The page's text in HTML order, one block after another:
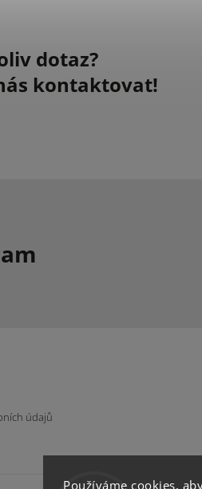
Používáme cookies,
dotaz?
kontaktovat!
údajů